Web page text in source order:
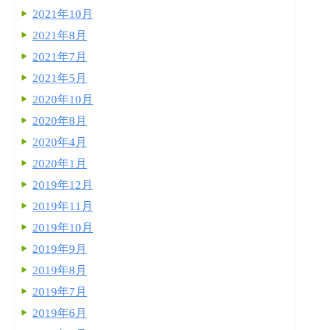
2021年10月
2021年8月
2021年7月
2021年5月
2020年10月
2020年8月
2020年4月
2020年1月
2019年12月
2019年11月
2019年10月
2019年9月
2019年8月
2019年7月
2019年6月